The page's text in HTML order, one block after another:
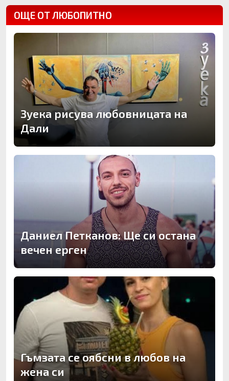
ОЩЕ ОТ ЛЮБОПИТНО
Зуека рисува любовницата на
Дали
Даниел Петканов: Ще си остана
вечен ерген
Гъмзата се оябсни в любов на
жена си